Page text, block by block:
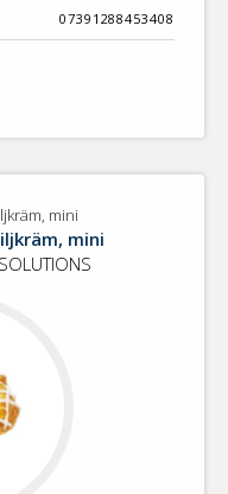
07391288453408
mini
mini